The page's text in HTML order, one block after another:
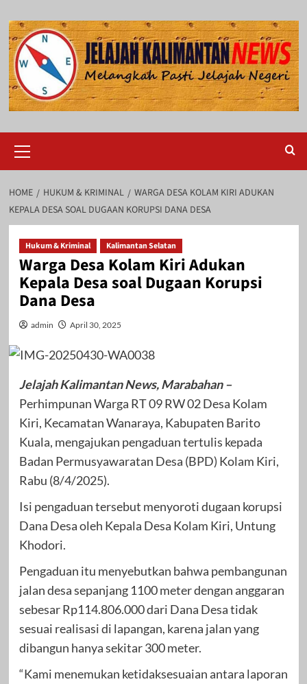
to
content
Menu
HOME HUKUM & KRIMINAL
WARGA DESA KOLAM KIRI ADUKAN
KEPALA DESA SOAL DUGAAN KORUPSI DANA DESA
Hukum & Kriminal Kalimantan Selatan
Warga Desa Kolam Kiri Adukan
Kepala Desa soal Dugaan Korupsi
Dana Desa
admin April 30, 2025
Jelajah Kalimantan News, Marabahan –
Perhimpunan Warga RT 09 RW 02 Desa Kolam
Kiri, Kecamatan Wanaraya, Kabupaten Barito
Kuala, mengajukan pengaduan tertulis kepada
Badan Permusyawaratan Desa (BPD) Kolam Kiri,
Rabu (8/4/2025).
Isi pengaduan tersebut menyoroti dugaan korupsi
Dana Desa oleh Kepala Desa Kolam Kiri, Untung
Khodori.
Pengaduan itu menyebutkan bahwa pembangunan
jalan desa sepanjang 1100 meter dengan anggaran
sebesar Rp114.806.000 dari Dana Desa tidak
sesuai realisasi di lapangan, karena jalan yang
dibangun hanya sekitar 300 meter.
“Kami menemukan ketidaksesuaian antara laporan